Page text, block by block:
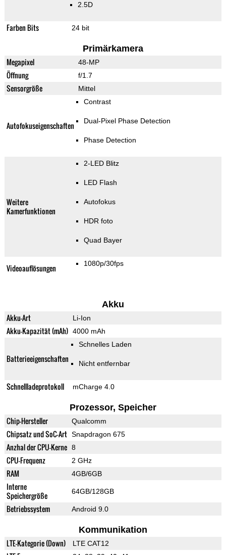
2.5D
Farben Bits 24 bit
Primärkamera
Megapixel 48-MP
Öffnung f/1.7
Sensorgröße Mittel
Autofokuseigenschaften
Contrast
Dual-Pixel Phase Detection
Phase Detection
Weitere
Kamerfunktionen
2-LED Blitz
LED Flash
Autofokus
HDR foto
Quad Bayer
Videoauflösungen 1080p/30fps
Akku
Akku-Art Li-Ion
Akku-Kapazität (mAh) 4000 mAh
Batterieeigenschaften
Schnelles Laden
Nicht entfernbar
Schnellladeprotokoll mCharge 4.0
Prozessor, Speicher
Chip-Hersteller Qualcomm
Chipsatz und SoC-Art Snapdragon 675
Anzhal der CPU-Kerne 8
CPU-Frequenz 2 GHz
RAM 4GB/6GB
Interne
Speichergröße
64GB/128GB
Betriebssystem Android 9.0
Kommunikation
LTE-Kategorie (Down) LTE CAT12